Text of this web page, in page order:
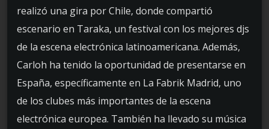
realizó una gira por Chile, donde compartió
escenario en Taraka, un festival con los mejores djs
de la escena electrónica latinoamericana. Además,
Carloh ha tenido la oportunidad de presentarse en
España, específicamente en La Fabrik Madrid, uno
de los clubes más importantes de la escena
electrónica europea. También ha llevado su música